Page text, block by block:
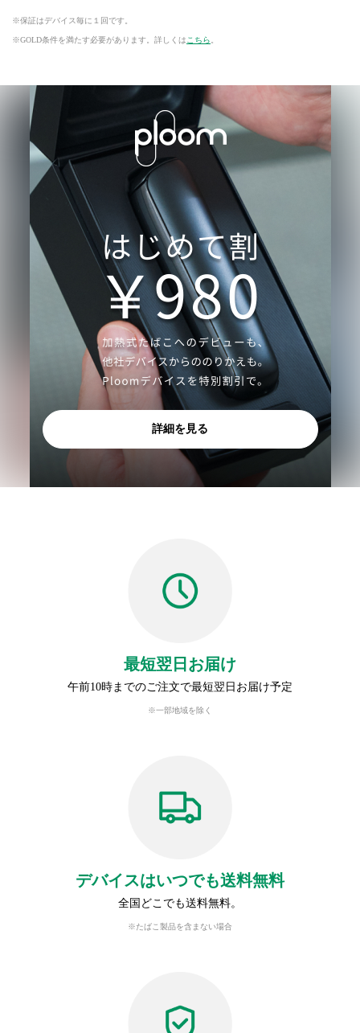
保証はデバイス毎に１回です。
GOLD条件を満たす必要があります。詳しくはこちら。
詳細を見る
最短翌日お届け
午前10時までのご注文で最短翌日お届け予定
※一部地域を除く
デバイスはいつでも送料無料
全国どこでも送料無料。
※たばこ製品を含まない場合